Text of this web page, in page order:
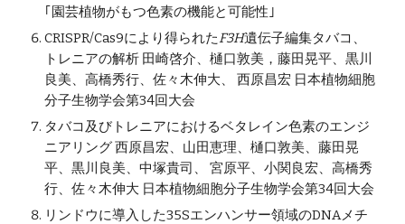
｢園芸植物がもつ色素の機能と可能性｣
CRISPR/Cas9により得られたF3H遺伝子編集タバコ、
トレニアの解析 田崎啓介、樋口敦美，藤田晃平、黒川
良美、高橋秀行、佐々木伸大、 西原昌宏 日本植物細胞
分子生物学会第34回大会
タバコ及びトレニアにおけるベタレイン色素のエンジ
ニアリング 西原昌宏、山田恵理、樋口敦美、藤田晃
平、黒川良美、中塚貴司、 宮原平、小関良宏、高橋秀
行、佐々木伸大 日本植物細胞分子生物学会第34回大会
リンドウに導入した35Sエンハンサー領域のDNAメチ